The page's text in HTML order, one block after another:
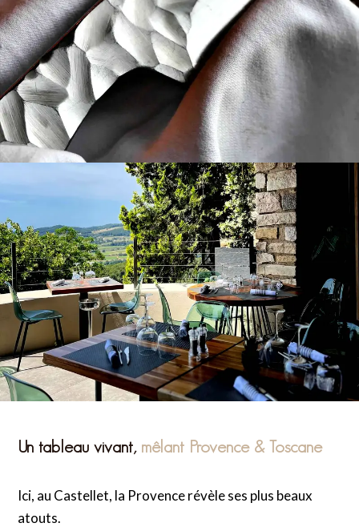
Un tableau vivant, mêlant Provence & Toscane
Ici, au Castellet, la Provence révèle ses plus beaux
atouts.